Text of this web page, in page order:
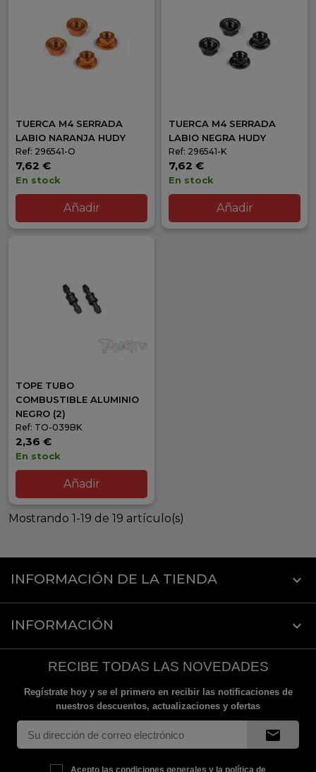
TUERCA M4 SERRADA
LABIO NARANJA HUDY
Ref: 296541-O
7,62 €
En stock
Añadir
TUERCA M4 SERRADA
LABIO NEGRA HUDY
Ref: 296541-K
7,62 €
En stock
Añadir
TOPE TUBO
COMBUSTIBLE ALUMINIO
NEGRO (2)
Ref: TO-039BK
2,36 €
En stock
Añadir
Mostrando 1-19 de 19 artículo(s)
INFORMACIÓN DE LA TIENDA keyboard_arrow_down
INFORMACIÓN 
RECIBE TODAS LAS NOVEDADES
Regístrate hoy y se el primero en recibir las notificaciones de
nuestros descuentos, actualizaciones y ofertas
mail
Acepto las condiciones generales y la política de